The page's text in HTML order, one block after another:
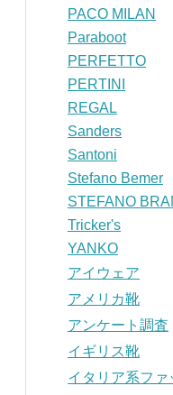
PACO MILAN
Paraboot
PERFETTO
PERTINI
REGAL
Sanders
Santoni
Stefano Bemer
STEFANO
Tricker's
YANKO
アイウェア
アメリカ靴
アンケート調査
イギリス靴
イタリア系ファ